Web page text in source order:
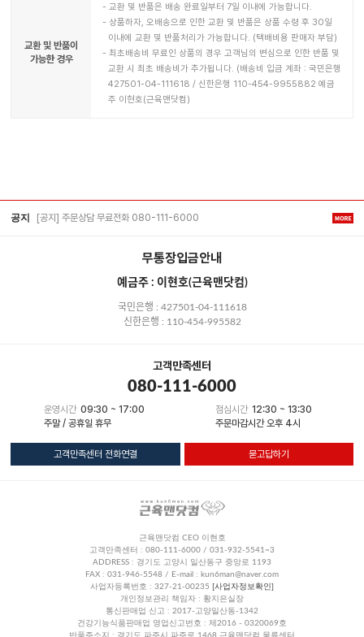
교환 및 반품이
가능한 경우
교환 및 반품은 배송 완료일부터 7일 이내에 가능합니다.
상품하자, 오배송으로 인한 교환 및 반품은 상품 수령 후 30일
이내에 교환 및 반품처리가 가능합니다. (택배비용 판매자 부담)
최초배송비 무료인 상품의 경우 고객님의 변심으로 인한 반품 및
교환 시 최초 배송비가 추가됩니다. (배송비 입금 계좌 : 국민은행
427501-04-111618 / 신한은행 110-454-9955882 예금
주 이현호(근육맨닷컴)
공지 [공지] 주문상담 무료전화 080-111-6000
무통장입금안내
예금주 : 이현호(근육맨닷컴)
국민은행 : 427501-04-111618
신한은행 : 110-454-995582
고객만족센터
080-111-6000
운영시간 09:30 ~ 17:00
주말 / 공휴일 휴무
점심시간 12:30 ~ 13:30
주문마감시간 오후 4시
고객만족센터 전화연결 묻고답하기
근육맨닷컴 CEO 이현호
고객만족센터 : 080-111-6000 / 031-932-5541~3
ADDRESS : 경기도 고양시 일산동구 중앙로 1193
FAX : 031-946-5548 / E-mail : kun6man@naver.com
사업자등록번호 : 327-21-00235 [사업자정보확인]
개인정보관리 책임자 : 황지은실장
통신판매업 신고 : 2017-고양일산동-1342
건강기능식품판매업 영업신고번호 : 제2016 - 0320069호
반품주소지 : 경기도 파주시 파주로 1468 근육맨닷컴 물류센터